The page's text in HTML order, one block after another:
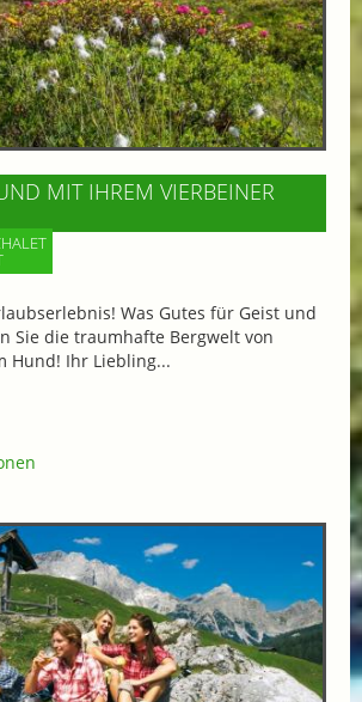
MIT IHREM VIERBEINER
Was Gutes für Geist und
Sie die traumhafte Bergwelt von
Hund! Ihr Liebling...